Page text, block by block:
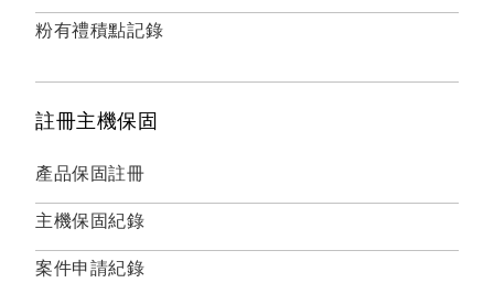
粉有禮積點記錄
註冊主機保固
產品保固註冊
主機保固紀錄
案件申請紀錄